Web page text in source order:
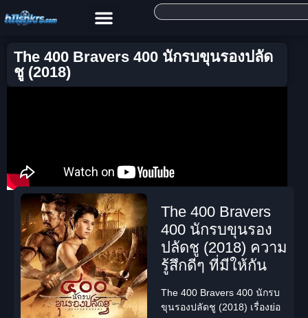
The 400 Bravers 400 นักรบขุนรองปลัด
ชู (2018)
The 400 Bravers
400 นักรบขุนรอง
ปลัดชู (2018) ความ
รู้สึกดีๆ ที่มีให้กัน
The 400 Bravers 400 นักรบ
ขุนรองปลัดชู (2018) เรื่องย่อ